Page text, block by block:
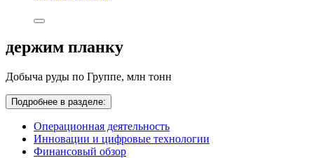
держим планку
Добыча руды по Группе, млн тонн
Подробнее в разделе:
Операционная деятельность
Инновации и цифровые технологии
Финансовый обзор